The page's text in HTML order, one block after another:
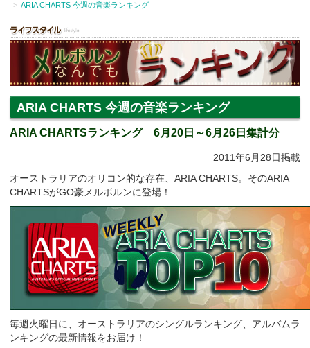
ARIA CHARTS 今週の音楽ランキング
ARIA CHARTS 今週の音楽ランキング
ARIA CHARTSランキング 6月20日～6月26日集計分
2011年6月28日掲載
オーストラリアのオリコン的な存在、ARIA CHARTS。そのARIA
CHARTSがGO豪メルボルンに登場！
毎週火曜日に、オーストラリアのシングルランキング、アルバムラ
ンキングの最新情報をお届け！